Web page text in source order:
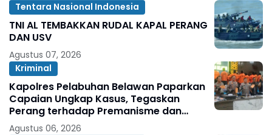
Tentara Nasional Indonesia
TNI AL TEMBAKKAN RUDAL KAPAL PERANG
DAN USV
Agustus 07, 2026
Kriminal
Kapolres Pelabuhan Belawan Paparkan
Capaian Ungkap Kasus, Tegaskan
Perang terhadap Premanisme dan
Narkoba
Agustus 06, 2026